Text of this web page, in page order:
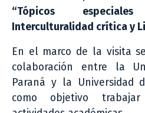
“Tópicos
Interculturalidad crítica y
En el marco de la visita
colaboración entre la
Paraná y la Universidad
como objetivo